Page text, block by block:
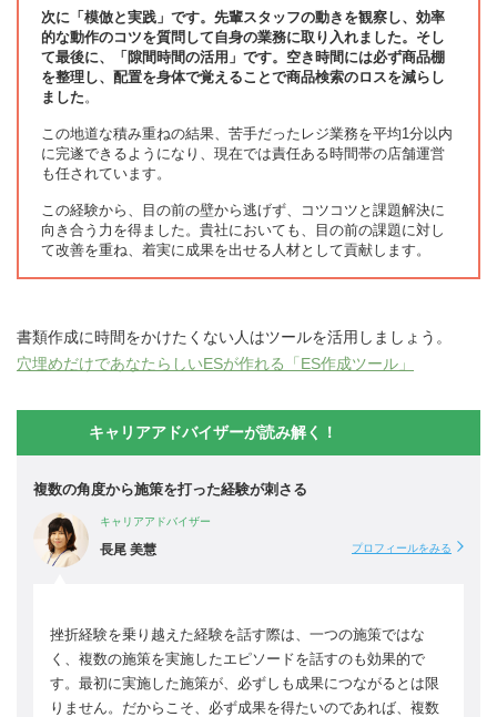
次に「模倣と実践」です。先輩スタッフの動きを観察し、効率
的な動作のコツを質問して自身の業務に取り入れました。そし
て最後に、「隙間時間の活用」です。空き時間には必ず商品棚
を整理し、配置を身体で覚えることで商品検索のロスを減らし
ました。
この地道な積み重ねの結果、苦手だったレジ業務を平均1分以内
に完遂できるようになり、現在では責任ある時間帯の店舗運営
も任されています。
この経験から、目の前の壁から逃げず、コツコツと課題解決に
向き合う力を得ました。貴社においても、目の前の課題に対し
て改善を重ね、着実に成果を出せる人材として貢献します。
書類作成に時間をかけたくない人はツールを活用しましょう。
穴埋めだけであなたらしいESが作れる「ES作成ツール」
キャリアアドバイザーが読み解く！
複数の角度から施策を打った経験が刺さる
キャリアアドバイザー
長尾 美慧 プロフィールをみる
挫折経験を乗り越えた経験を話す際は、一つの施策ではな
く、複数の施策を実施したエピソードを話すのも効果的で
す。最初に実施した施策が、必ずしも成果につながるとは限
りません。だからこそ、必ず成果を得たいのであれば、複数